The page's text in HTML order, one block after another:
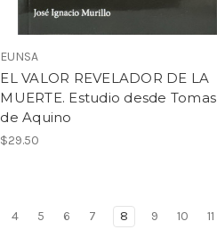
EUNSA
EL VALOR REVELADOR DE LA
MUERTE. Estudio desde Tomas
de Aquino
$29.50
4 5 6 7 8 9 10 11